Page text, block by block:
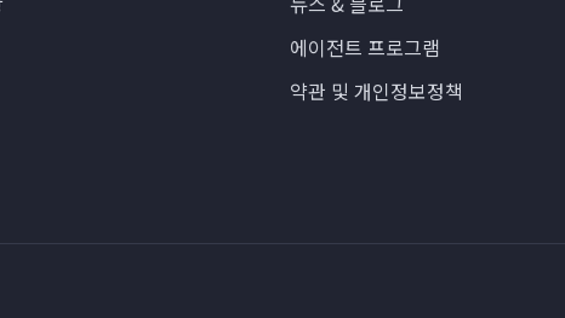
에이전트 프로그램
약관 및 개인정보정책